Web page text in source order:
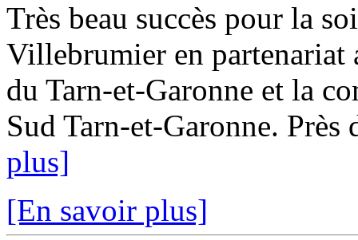
Très beau succès pour la
Villebrumier en partenariat
du Tarn-et-Garonne et la
Sud Tarn-et-Garonne. Près
plus]
[En savoir plus]